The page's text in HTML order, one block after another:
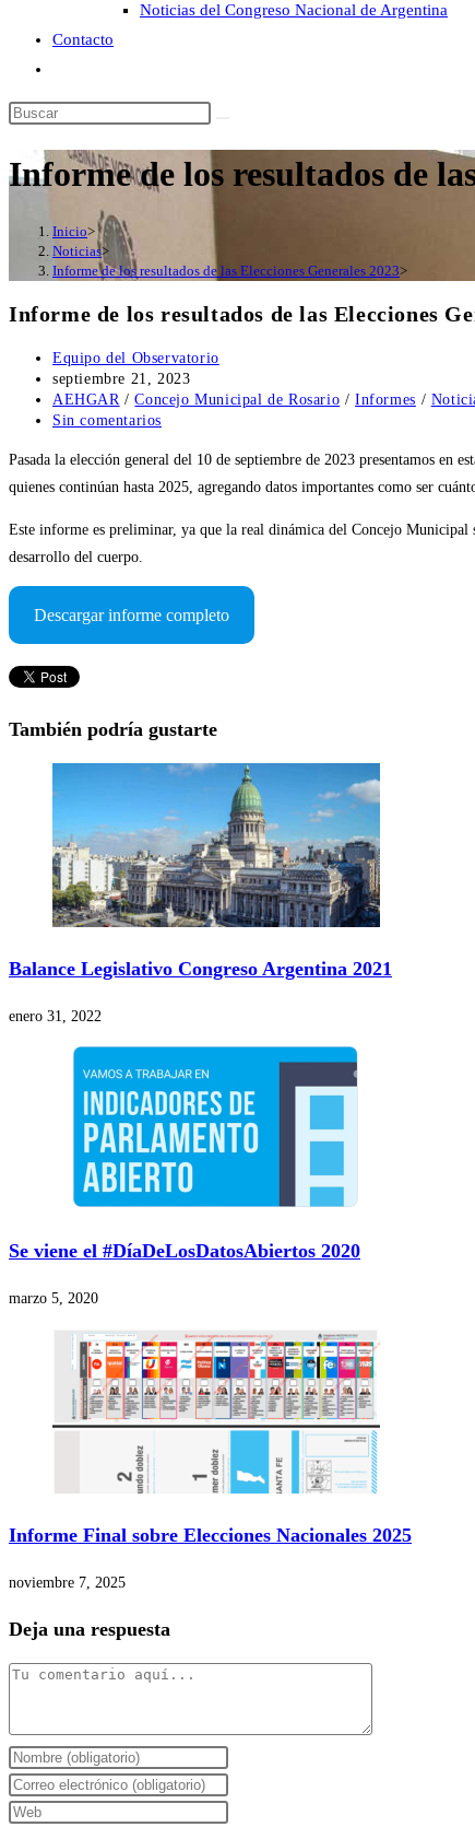
Noticias del Congreso Nacional de Argentina
Contacto
de
web
Buscar
esta
Informe de los resultados de
Inicio>
Noticias>
Informe de los resultados de las Elecciones Generales 2023>
Informe de los resultados de las Elecciones
Autor
de
la
entrada:
Equipo del Observatorio
Publicación
de
la
septiembre 21, 2023
Categoría
de
entrada:
AEHGAR / Concejo Municipal de Rosario / Informes /
Comentarios
la
entrada:
Sin comentarios
Pasada la elección general del 10 de septiembre de 2023 presentamos
quienes continúan hasta 2025, agregando datos importantes como ser
Este informe es preliminar, ya que la real dinámica del Concejo
desarrollo del cuerpo.
Descargar informe completo
También podría gustarte
Balance Legislativo Congreso Argentina 2021
enero 31, 2022
Se viene el #DíaDeLosDatosAbiertos 2020
marzo 5, 2020
Informe Final sobre Elecciones Nacionales 2025
noviembre 7, 2025
Deja una respuesta
Comentario
Introduce
tu
nombre
Introduce
tu
Introduce